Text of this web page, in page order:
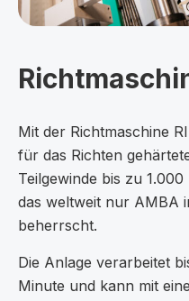
Mit der Richtmaschine
für das Richten
Teilgewinde bis zu
das weltweit nur AMBA
beherrscht.
Die Anlage verarbeitet
Minute und kann mit